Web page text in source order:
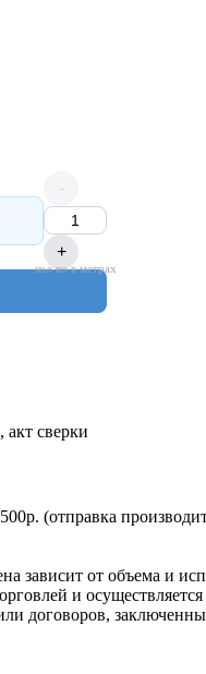
-
+
кол-во в метрах
сверки
(отправка
зависит от объема и
и
договоров,